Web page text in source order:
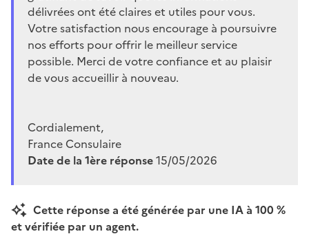
délivrées ont été claires et utiles pour vous.
Votre satisfaction nous encourage à poursuivre
nos efforts pour offrir le meilleur service
possible. Merci de votre confiance et au plaisir
de vous accueillir à nouveau.
Cordialement,
France Consulaire
Date de la 1ère réponse15/05/2026
Cette réponse a été générée par une IA à 100 %
et vérifiée par un agent.